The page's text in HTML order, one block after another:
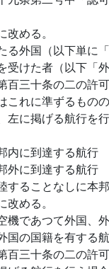
める。
る外国（以下単に
受けた者（以下
百三十条の二の許
これに準ずるもの
左に掲げる航行を
内に到達する航行
外に到達する航行
することなしに本
める。
機であつて外国、
国の国籍を有する
百三十条の二の許